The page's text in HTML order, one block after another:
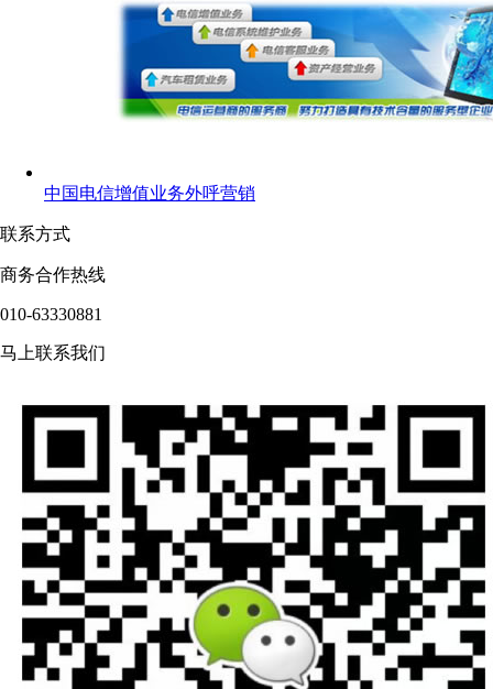
中国电信增值业务外呼营销
联系方式
商务合作热线
010-63330881
马上联系我们